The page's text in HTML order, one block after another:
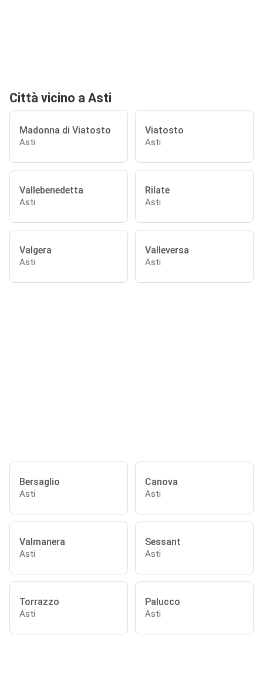
Città vicino a Asti
Madonna di Viatosto
Asti
Viatosto
Asti
Vallebenedetta
Asti
Rilate
Asti
Valgera
Asti
Valleversa
Asti
Bersaglio
Asti
Canova
Asti
Valmanera
Asti
Sessant
Asti
Torrazzo
Asti
Palucco
Asti